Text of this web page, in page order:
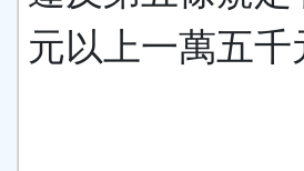
元以上一萬五